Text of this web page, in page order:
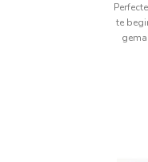
te